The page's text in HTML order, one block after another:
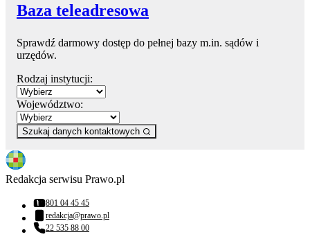
Baza teleadresowa
Sprawdź darmowy dostęp do pełnej bazy m.in. sądów i
urzędów.
Rodzaj instytucji:
Województwo:
Szukaj danych kontaktowych
Redakcja serwisu Prawo.pl
Numer telefonu:
801 04 45 45
Adres email:
redakcja@prawo.pl
Numer telefonu:
22 535 88 00